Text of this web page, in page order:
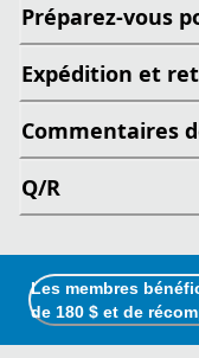
Préparez-vous
Expédition et
Commentaires
Q/R
Les membres
de 180 $ et de